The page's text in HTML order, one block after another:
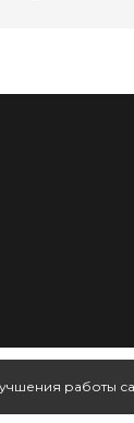
работы